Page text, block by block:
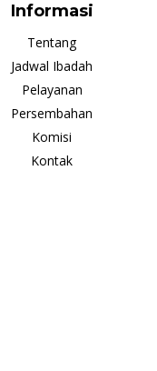
Informasi
Tentang
Jadwal Ibadah
Pelayanan
Persembahan
Komisi
Kontak